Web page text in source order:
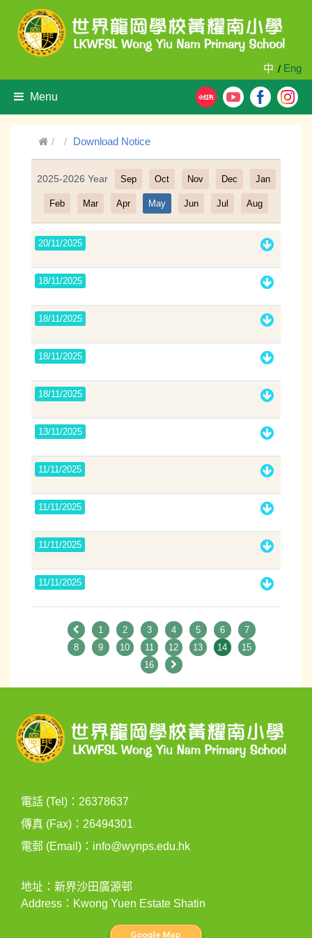
中 / Eng
Menu
Download Notice
Filter
2025-2026 Year Sep Oct Nov Dec Jan
Feb Mar Apr May Jun Jul Aug
20/11/2025
18/11/2025
18/11/2025
18/11/2025
18/11/2025
13/11/2025
11/11/2025
11/11/2025
11/11/2025
11/11/2025
1 2 3 4 5 6
7
8
9 10 11 12 13 14
15
16
電話 (Tel)：26378637
傳真 (Fax)：26494301
電郵 (Email)： info@wynps.edu.hk
地址：新界沙田廣源邨
Address：Kwong Yuen Estate Shatin